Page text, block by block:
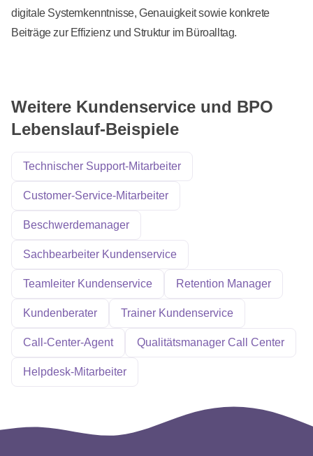
digitale Systemkenntnisse, Genauigkeit sowie konkrete
Beiträge zur Effizienz und Struktur im Büroalltag.
Weitere Kundenservice und BPO
Lebenslauf-Beispiele
Technischer Support-Mitarbeiter
Customer-Service-Mitarbeiter
Beschwerdemanager
Sachbearbeiter Kundenservice
Teamleiter Kundenservice Retention Manager
Kundenberater Trainer Kundenservice
Call-Center-Agent Qualitätsmanager Call Center
Helpdesk-Mitarbeiter